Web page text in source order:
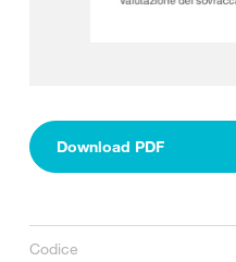
Download PDF
Codice